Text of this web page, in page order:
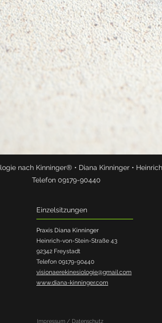
nach Kinninger® • Diana Kinninger •
Telefon 09179-90440
Einzelsitzungen
Praxis Diana Kinninger
Heinrich-von-Stein-Straße 43
92342 Freystadt
Telefon 09179-90440
visionaerekinesiologie@gmail.com
www.diana-kinninger.com
Impressum / Datenschutz